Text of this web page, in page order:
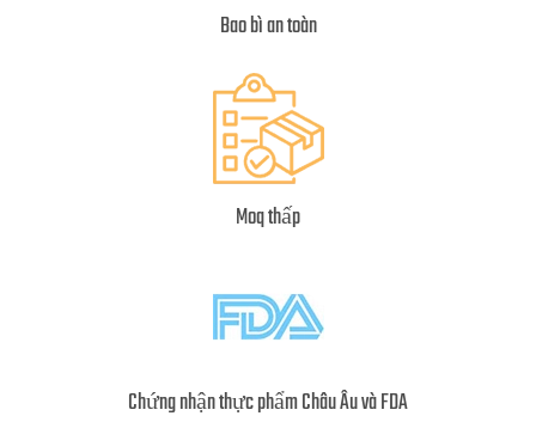
Bao bì an toàn
Moq thấp
Chứng nhận thực phẩm Châu Âu và FDA